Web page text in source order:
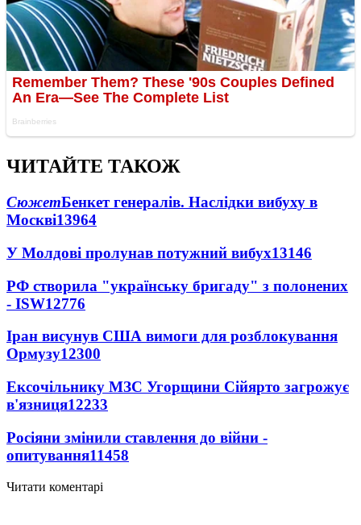
ЧИТАЙТЕ ТАКОЖ
СюжетБенкет генералів. Наслідки вибуху в
Москві13964
У Молдові пролунав потужний вибух13146
РФ створила "українську бригаду" з полонених
- ISW12776
Іран висунув США вимоги для розблокування
Ормузу12300
Ексочільнику МЗС Угорщини Сійярто загрожує
в'язниця12233
Росіяни змінили ставлення до війни -
опитування11458
Читати коментарі